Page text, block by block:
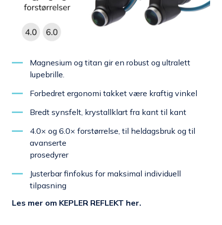
Magnesium og titan gir en robust og ultralett
lupebrille.
Forbedret ergonomi takket være kraftig vinkel
Bredt synsfelt, krystallklart fra kant til kant
4.0× og 6.0× forstørrelse, til heldagsbruk og til
avanserte
prosedyrer
Justerbar finfokus for maksimal individuell
tilpasning
Les mer om KEPLER REFLEKT her.